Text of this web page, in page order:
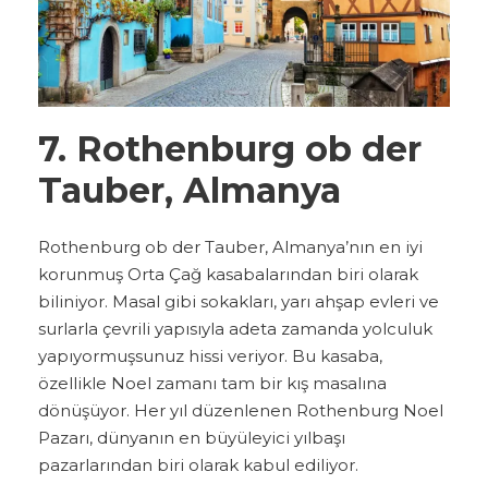
7. Rothenburg ob der
Tauber, Almanya
Rothenburg ob der Tauber, Almanya’nın en iyi
korunmuş Orta Çağ kasabalarından biri olarak
biliniyor. Masal gibi sokakları, yarı ahşap evleri ve
surlarla çevrili yapısıyla adeta zamanda yolculuk
yapıyormuşsunuz hissi veriyor. Bu kasaba,
özellikle Noel zamanı tam bir kış masalına
dönüşüyor. Her yıl düzenlenen Rothenburg Noel
Pazarı, dünyanın en büyüleyici yılbaşı
pazarlarından biri olarak kabul ediliyor.